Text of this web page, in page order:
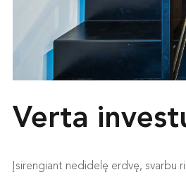
Verta
Įsirengiant nedidelę erdvę, svarbu